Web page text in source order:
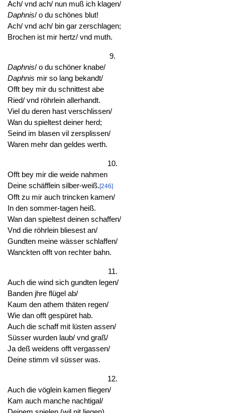
Ach/ vnd ach/ nun muß ich klagen/
Daphnis/ o du schönes blut!
Ach/ vnd ach/ bin gar zerschlagen;
Brochen ist mir hertz/ vnd muth.
9.
Daphnis/ o du schöner knabe/
Daphnis mir so lang bekandt/
Offt bey mir du schnittest abe
Ried/ vnd röhrlein allerhandt.
Viel du deren hast verschlissen/
Wan du spieltest deiner herd;
Seind im blasen vil zersplissen/
Waren mehr dan geldes werth.
10.
Offt bey mir die weide nahmen
Deine schäfflein silber-weiß.[246]
Offt zu mir auch trincken kamen/
In den sommer-tagen heiß.
Wan dan spieltest deinen schaffen/
Vnd die röhrlein bliesest an/
Gundten meine wässer schlaffen/
Wanckten offt von rechter bahn.
11.
Auch die wind sich gundten legen/
Banden jhre flügel ab/
Kaum den athem thäten regen/
Wie dan offt gespüret hab.
Auch die schaff mit lüsten assen/
Süsser wurden laub/ vnd graß/
Ja deß weidens offt vergassen/
Deine stimm vil süsser was.
12.
Auch die vöglein kamen fliegen/
Kam auch manche nachtigal/